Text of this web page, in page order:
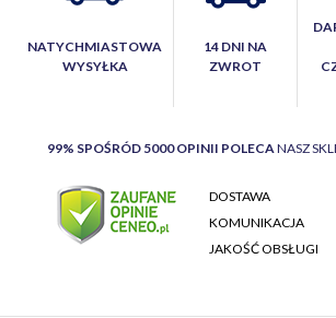
NATYCHMIASTOWA
WYSYŁKA
14 DNI NA
ZWROT
99% SPOŚRÓD 5000 OPINII POLECA NASZ
DOSTAWA
KOMUNIKACJA
JAKOŚĆ OBSŁUGI